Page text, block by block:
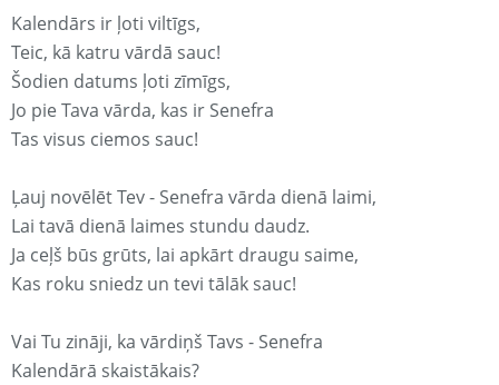
Kalendārs ir ļoti viltīgs,
Teic, kā katru vārdā sauc!
Šodien datums ļoti zīmīgs,
Jo pie Tava vārda, kas ir Senefra
Tas visus ciemos sauc!
Ļauj novēlēt Tev - Senefra vārda dienā laimi,
Lai tavā dienā laimes stundu daudz.
Ja ceļš būs grūts, lai apkārt draugu saime,
Kas roku sniedz un tevi tālāk sauc!
Vai Tu zināji, ka vārdiņš Tavs - Senefra
Kalendārā skaistākais?